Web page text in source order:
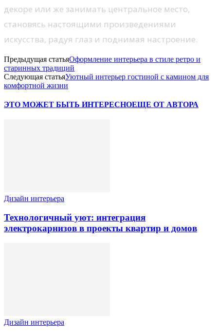
декоре или же занимать центральное место,
становясь настоящими произведениями
искусства, радуя глаз и поднимая настроение.
Предыдущая статьяОформление интерьера в стиле ретро и
старинных традиций
Следующая статьяУютный интерьер гостиной с камином для
комфортной жизни
ЭТО МОЖЕТ БЫТЬ ИНТЕРЕСНОЕЩЕ ОТ АВТОРА
Дизайн интерьера
Технологичный уют: интеграция
электрокарнизов в проекты квартир и домов
Дизайн интерьера